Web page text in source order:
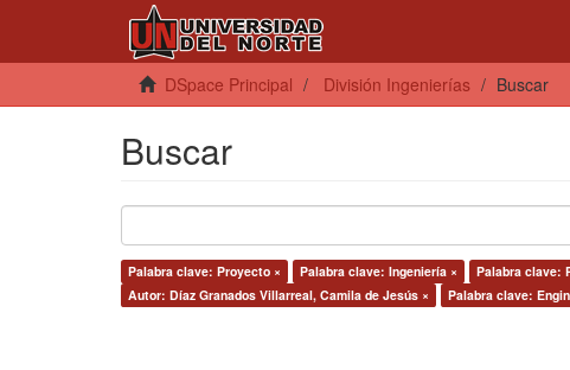
DSpace Principal División Ingenierías Buscar
Buscar
Palabra clave: Proyecto × Palabra clave: Ingeniería × Palabra clave:
Autor: Díaz Granados Villarreal, Camila de Jesús ×
Palabra clave: